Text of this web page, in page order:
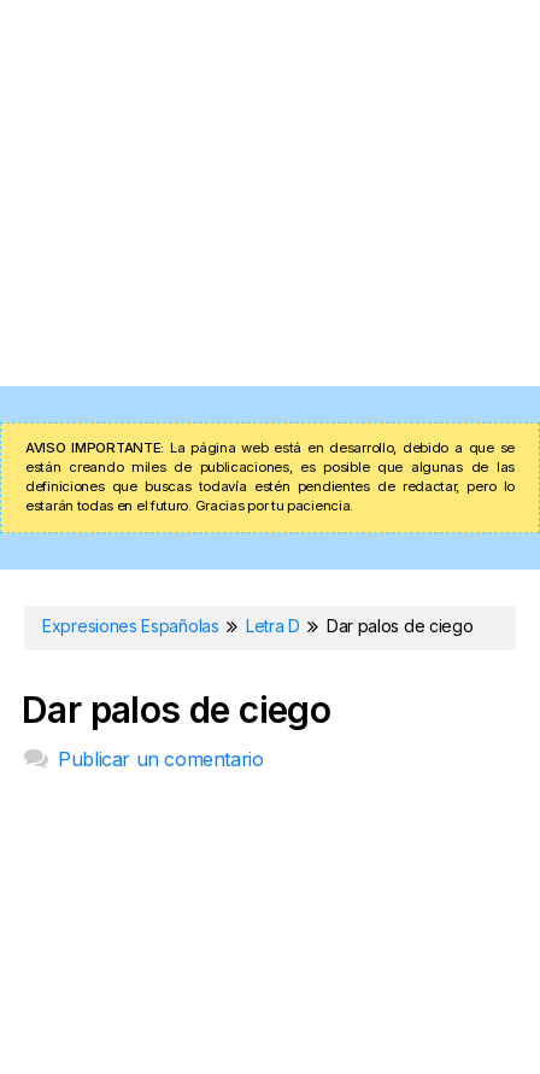
AVISO IMPORTANTE: La página web está en desarrollo, debido a que se
están creando miles de publicaciones, es posible que algunas de las
definiciones que buscas todavía estén pendientes de redactar, pero lo
estarán todas en el futuro. Gracias por tu paciencia.
Expresiones Españolas Letra D Dar palos de ciego
Dar palos de ciego
Publicar un comentario